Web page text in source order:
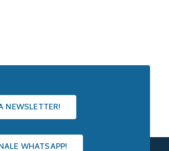
NEWSLETTER!
WHATSAPP!